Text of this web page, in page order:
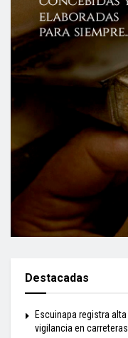
Destacadas
Escuinapa registra
vigilancia en carreteras